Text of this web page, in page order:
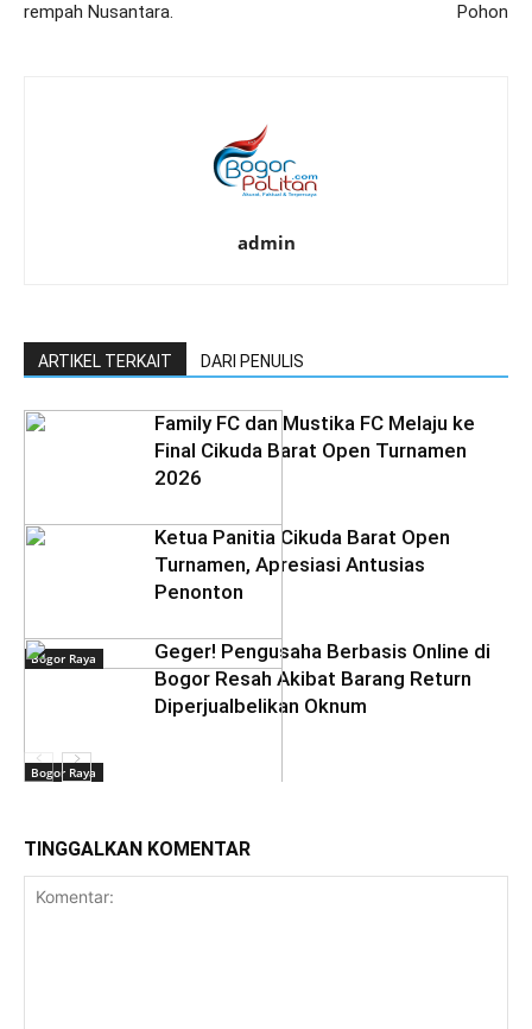
rempah Nusantara.
Pohon
admin
ARTIKEL TERKAIT DARI PENULIS
Bogor Raya
Family FC dan Mustika FC Melaju ke
Final Cikuda Barat Open Turnamen
2026
Bogor Raya
Ketua Panitia Cikuda Barat Open
Turnamen, Apresiasi Antusias
Penonton
Bogor Raya
Geger! Pengusaha Berbasis Online di
Bogor Resah Akibat Barang Return
Diperjualbelikan Oknum
TINGGALKAN KOMENTAR